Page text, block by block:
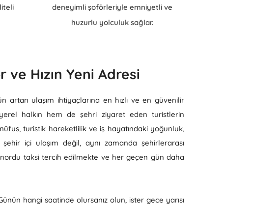
deneyimli şoförleriyle emniyetli ve
huzurlu yolculuk sağlar.
Hızın Yeni Adresi
artan ulaşım ihtiyaçlarına en hızlı ve en güvenilir
halkın hem de şehri ziyaret eden turistlerin
turistik hareketlilik ve iş hayatındaki yoğunluk,
içi ulaşım değil, aynı zamanda şehirlerarası
taksi tercih edilmekte ve her geçen gün daha
hangi saatinde olursanız olun, ister gece yarısı